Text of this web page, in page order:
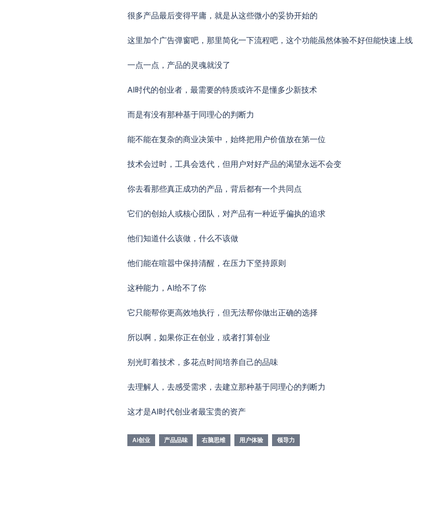
很多产品最后变得平庸，就是从这些微小的妥协开始的
这里加个广告弹窗吧，那里简化一下流程吧，这个功能虽然体验不好但能快速上线
一点一点，产品的灵魂就没了
AI时代的创业者，最需要的特质或许不是懂多少新技术
而是有没有那种基于同理心的判断力
能不能在复杂的商业决策中，始终把用户价值放在第一位
技术会过时，工具会迭代，但用户对好产品的渴望永远不会变
你去看那些真正成功的产品，背后都有一个共同点
它们的创始人或核心团队，对产品有一种近乎偏执的追求
他们知道什么该做，什么不该做
他们能在喧嚣中保持清醒，在压力下坚持原则
这种能力，AI给不了你
它只能帮你更高效地执行，但无法帮你做出正确的选择
所以啊，如果你正在创业，或者打算创业
别光盯着技术，多花点时间培养自己的品味
去理解人，去感受需求，去建立那种基于同理心的判断力
这才是AI时代创业者最宝贵的资产
AI创业 产品品味 右脑思维 用户体验 领导力